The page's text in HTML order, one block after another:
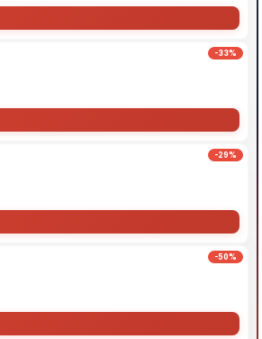
-33%
-29%
-50%